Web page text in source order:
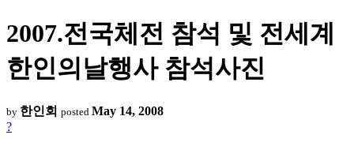
2007.전국체전 참석 및 전세계
한인의날행사 참석사진
by 한인회 posted May 14, 2008
?